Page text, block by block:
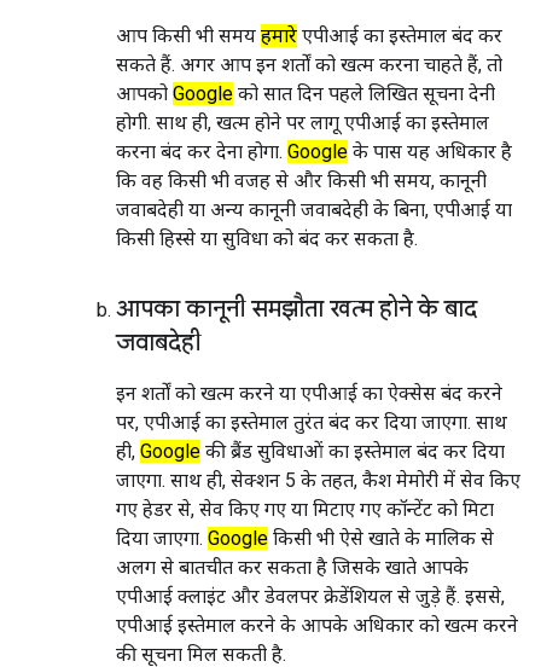
आप किसी भी समय हमारे एपीआई का इस्तेमाल बंद कर
सकते हैं. अगर आप इन शर्तों को खत्म करना चाहते हैं, तो
आपको Google को सात दिन पहले लिखित सूचना देनी
होगी. साथ ही, खत्म होने पर लागू एपीआई का इस्तेमाल
करना बंद कर देना होगा. Google के पास यह अधिकार है
कि वह किसी भी वजह से और किसी भी समय, कानूनी
जवाबदेही या अन्य कानूनी जवाबदेही के बिना, एपीआई या
किसी हिस्से या सुविधा को बंद कर सकता है.
आपका कानूनी समझौता खत्म होने के बाद
जवाबदेही
इन शर्तों को खत्म करने या एपीआई का ऐक्सेस बंद करने
पर, एपीआई का इस्तेमाल तुरंत बंद कर दिया जाएगा. साथ
ही, Google की ब्रैंड सुविधाओं का इस्तेमाल बंद कर दिया
जाएगा. साथ ही, सेक्शन 5 के तहत, कैश मेमोरी में सेव किए
गए हेडर से, सेव किए गए या मिटाए गए कॉन्टेंट को मिटा
दिया जाएगा. Google किसी भी ऐसे खाते के मालिक से
अलग से बातचीत कर सकता है जिसके खाते आपके
एपीआई क्लाइंट और डेवलपर क्रेडेंशियल से जुड़े हैं. इससे,
एपीआई इस्तेमाल करने के आपके अधिकार को खत्म करने
की सूचना मिल सकती है.